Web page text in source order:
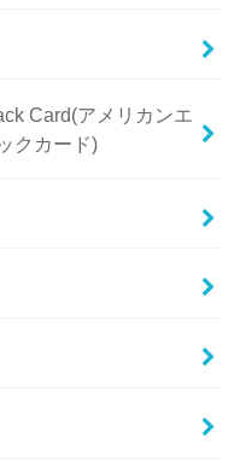
Card(アメリカンエ
クカード)